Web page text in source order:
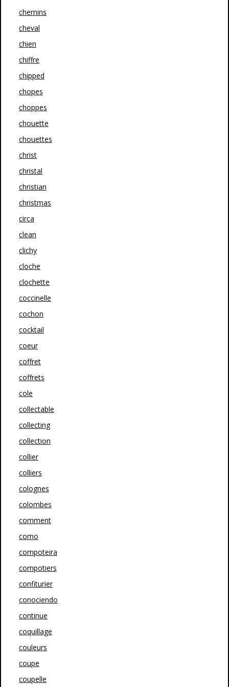
chemins
cheval
chien
chiffre
chipped
chopes
choppes
chouette
chouettes
christ
christal
christian
christmas
circa
clean
clichy
cloche
clochette
coccinelle
cochon
cocktail
coeur
coffret
coffrets
cole
collectable
collecting
collection
collier
colliers
colognes
colombes
comment
como
compoteira
compotiers
confiturier
conociendo
continue
coquillage
couleurs
coupe
coupelle